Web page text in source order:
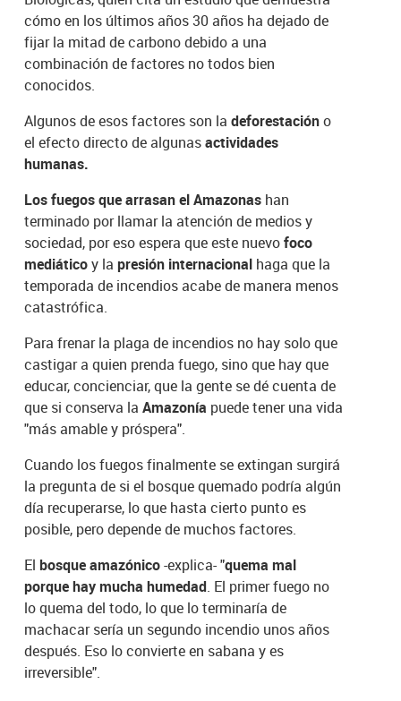
cómo en los últimos años 30 años ha dejado de
fijar la mitad de carbono debido a una
combinación de factores no todos bien
conocidos.
Algunos de esos factores son ladeforestacióno
el efecto directo de algunasactividades
humanas.
Los fuegos que arrasan el Amazonas han
terminado por llamar la atención de medios y
sociedad, por eso espera que este nuevofoco
mediáticoy lapresión internacional haga que la
temporada de incendios acabe de manera menos
catastrófica.
Para frenar la plaga de incendios no hay solo que
castigar a quien prenda fuego, sino que hay que
educar, concienciar, que la gente se dé cuenta de
que si conserva laAmazonía puede tener una vida
"más amable y próspera".
Cuando los fuegos finalmente se extingan surgirá
la pregunta de si el bosque quemado podría algún
día recuperarse, lo que hasta cierto punto es
posible, pero depende de muchos factores.
Elbosque amazónico-explica- "quema mal
porque hay mucha humedad. El primer fuego no
lo quema del todo, lo que lo terminaría de
machacar sería un segundo incendio unos años
después. Eso lo convierte en sabana y es
irreversible".